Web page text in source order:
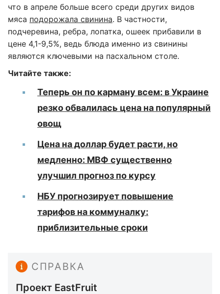
что в апреле больше всего среди других видов
мяса подорожала свинина. В частности,
подчеревина, ребра, лопатка, ошеек прибавили в
цене 4,1-9,5%, ведь блюда именно из свинины
являются ключевыми на пасхальном столе.
Читайте также:
Теперь он по карману всем: в Украине
резко обвалилась цена на популярный
овощ
Цена на доллар будет расти, но
медленно: МВФ существенно
улучшил прогноз по курсу
НБУ прогнозирует повышение
тарифов на коммуналку:
приблизительные сроки
СПРАВКА
Проект EastFruit